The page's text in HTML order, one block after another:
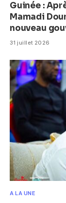
Guinée :
Mamadi
nouveau
31 juillet 2026
A LA UNE